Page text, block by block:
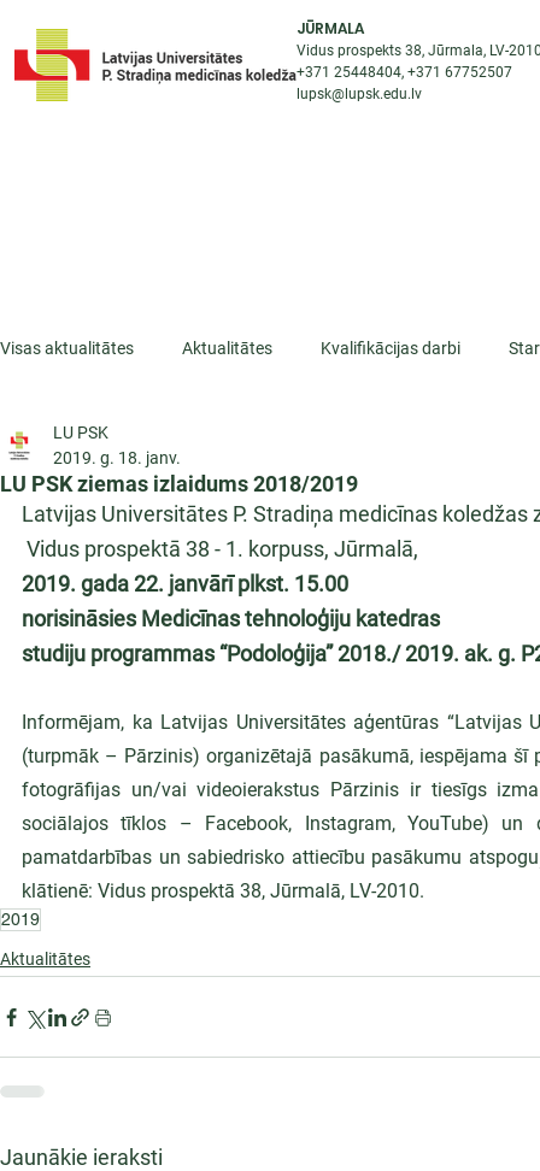
JŪRMALA
Vidus prospekts 38, Jūrmala, LV-
+371 25448404, +371 67752507
lupsk@lupsk.edu.lv
Visas aktualitātes Aktualitātes Kvalifikācijas darbi
ESF projekti
LU PSK ziemas izlaidums 2018/2019
LU PSK
2019. g. 18. janv.
Latvijas Universitātes P. Stradiņa medicīnas koledžas
Vidus prospektā 38 - 1. korpuss, Jūrmalā,
2019. gada 22. janvārī plkst. 15.00
norisināsies Medicīnas tehnoloģiju katedras
studiju programmas “Podoloģija” 2018./ 2019. ak. g.
Informējam, ka Latvijas Universitātes aģentūras “Latvijas
(turpmāk – Pārzinis) organizētajā pasākumā, iespējama
fotogrāfijas un/vai videoierakstus Pārzinis ir tiesīgs
sociālajos tīklos – Facebook, Instagram, YouTube) un
pamatdarbības un sabiedrisko attiecību pasākumu
klātienē: Vidus prospektā 38, Jūrmalā, LV-2010.
2019
Aktualitātes
Jaunākie ieraksti